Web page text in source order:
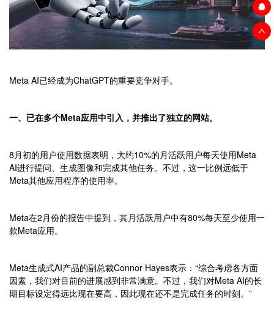
Meta AI已经成为ChatGPT的重要竞争对手。
一、已在多个Meta应用中引入，并推出了独立的网站。
8月初的用户使用数据表明，大约10%的月活跃用户每天使用Meta
AI进行提问、生成图像和完成其他任务。不过，这一比例远低于
Meta其他应用程序的使用率。
Meta在2月份的报告中提到，其月活跃用户中有80%每天至少使用一
款Meta应用。
Meta生成式AI产品的副总裁Connor Hayes表示：“综合考虑各方面
因素，我们对目前的进展感到非常满意。不过，我们对Meta AI的长
期目标设定得远比现在要高，因此现在还不是完成任务的时刻。”